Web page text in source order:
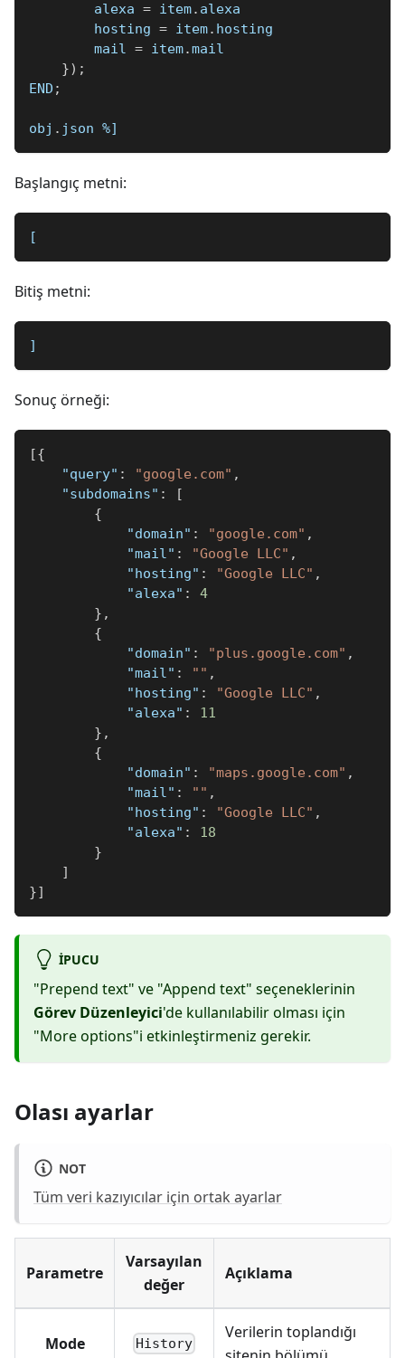
        alexa
= item. alexa
        hosting
= item. hosting
        mail
= item.mail
}) ;
END ;
obj . json %]
Başlangıç metni:
[
Bitiş metni:
]
Sonuç örneği:
[{
"query" : "google.com" ,
"subdomains" :
[
{
"domain" : "google.com" ,
"mail" : "Google LLC" ,
"hosting" : "Google LLC" ,
"alexa" :
4
} ,
{
"domain" : "plus.google.com" ,
"mail" : "" ,
"hosting" : "Google LLC" ,
"alexa" :
11
} ,
{
"domain" : "maps.google.com" ,
"mail" : "" ,
"hosting" : "Google LLC" ,
"alexa" :
18
}
]
}]
IPUCU
"Prepend text" ve "Append text" seçeneklerinin
Görev Düzenleyici'de kullanılabilir olması için
"More options"i etkinleştirmeniz gerekir.
Olası ayarlar
NOT
Tüm veri kazıyıcılar için ortak ayarlar
Parametre
Varsayılan
değer
Açıklama
Mode History
Verilerin toplandığı